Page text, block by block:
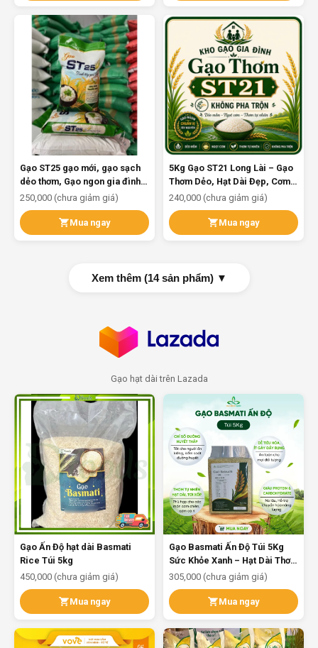
Gạo ST25 gạo mới, gạo sạch
dẻo thơm, Gạo ngon gia đình,
Hạt dài túi 5kg
250,000 (chưa giảm giá)
Mua ngay
5Kg Gạo ST21 Long Lài – Gạo
Thơm Dẻo, Hạt Dài Đẹp, Cơm
Ngọt Tự Nhiên | Gạo Sạch Chất
Lượng Cao
240,000 (chưa giảm giá)
Mua ngay
Xem thêm (14 sản phẩm) ▼
Gạo hạt dài trên Lazada
Gạo Ấn Độ hạt dài Basmati
Rice Túi 5kg
450,000 (chưa giảm giá)
Mua ngay
Gạo Basmati Ấn Độ Túi 5Kg
Sức Khỏe Xanh – Hạt Dài Thơm
ngon
305,000 (chưa giảm giá)
Mua ngay